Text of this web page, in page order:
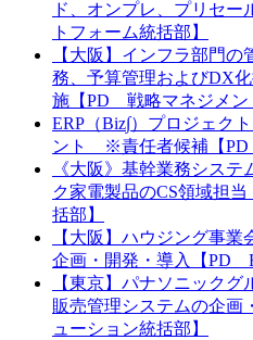
ド、オンプレ、プリセ
トフォーム統括部】
【大阪】インフラ部門
務、予算管理およびDX
施【PD 戦略マネジメン
ERP（Biz∫）プロジェク
ント ※責任者候補【PD
《大阪》基幹業務シス
ク家電製品のCS領域担
括部】
【大阪】ハウジング事
企画・開発・導入【PD
【東京】パナソニック
販売管理システムの企
ューション統括部】